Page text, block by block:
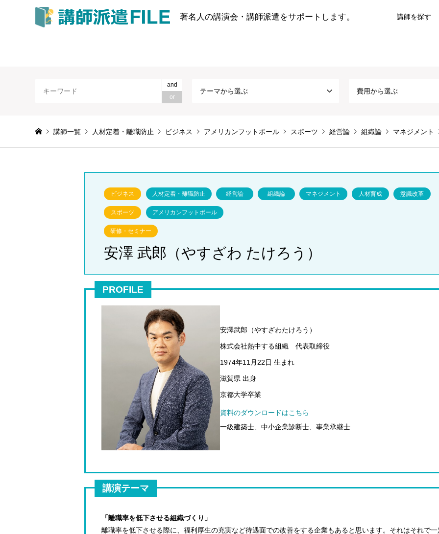
著名人の講演会・講師派遣をサポートします。 講師を探す
and
or
テーマから選ぶ 費用から選ぶ
講師一覧 人材定着・離職防止 ビジネス アメリカンフットボール スポーツ 経営論 組織論 マネジメント
ビジネス 人材定着・離職防止 経営論 組織論 マネジメント 人材育成 意識改革
スポーツ アメリカンフットボール
研修・セミナー
安澤 武郎（やすざわ たけろう）
PROFILE
安澤武郎（やすざわたけろう）
株式会社熱中する組織 代表取締役
1974年11月22日 生まれ
滋賀県 出身
京都大学卒業
資料のダウンロードはこちら
一級建築士、中小企業診断士、事業承継士
講演テーマ
「離職率を低下させる組織づくり」
離職率を低下させる際に、福利厚生の充実など待遇面での改善をする企業もあると思います。それはそれで